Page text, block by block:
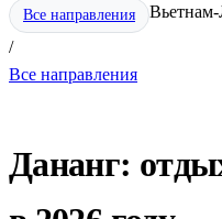
Все направления
/
Все направления
Дананг: